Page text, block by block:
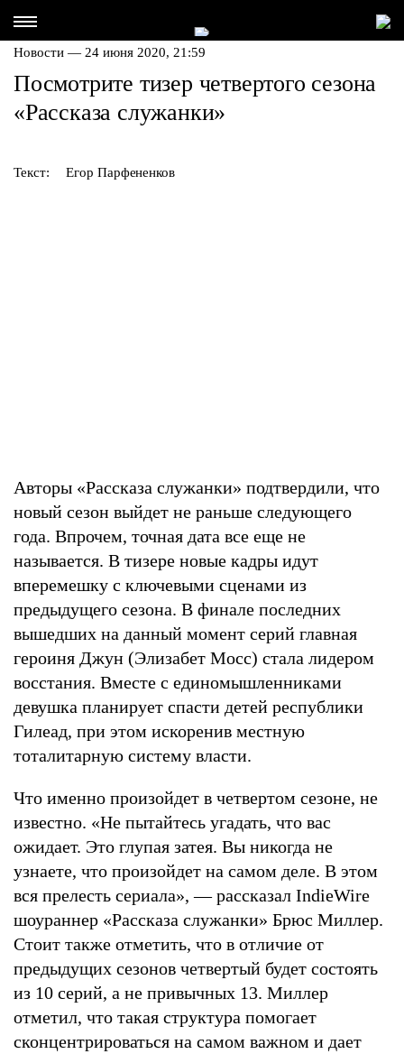
Новости — 24 июня 2020, 21:59
Посмотрите тизер четвертого сезона
«Рассказа служанки»
Текст: Егор Парфененков
Авторы «Рассказа служанки» подтвердили, что
новый сезон выйдет не раньше следующего
года. Впрочем, точная дата все еще не
называется. В тизере новые кадры идут
вперемешку с ключевыми сценами из
предыдущего сезона. В финале последних
вышедших на данный момент серий главная
героиня Джун (Элизабет Мосс) стала лидером
восстания. Вместе с единомышленниками
девушка планирует спасти детей республики
Гилеад, при этом искоренив местную
тоталитарную систему власти.
Что именно произойдет в четвертом сезоне, не
известно. «Не пытайтесь угадать, что вас
ожидает. Это глупая затея. Вы никогда не
узнаете, что произойдет на самом деле. В этом
вся прелесть сериала», — рассказал IndieWire
шоураннер «Рассказа служанки» Брюс Миллер.
Стоит также отметить, что в отличие от
предыдущих сезонов четвертый будет состоять
из 10 серий, а не привычных 13. Миллер
отметил, что такая структура помогает
сконцентрироваться на самом важном и дает